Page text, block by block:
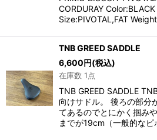
CORDURAY Color:BLACK
Size:PIVOTAL,FAT
TNB GREED SADDLE
6,600円(税込)
在庫数 1点
TNB GREED SADDLE
向けサドル。 後ろの部分
てあるのでとにかく掴み
までが19cm（一般的な